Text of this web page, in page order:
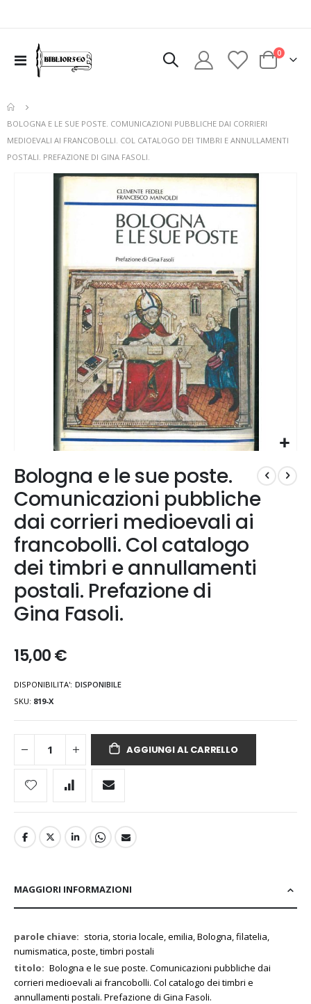
Toggle
Nav
Cart
0elementi
BOLOGNA E LE SUE POSTE. COMUNICAZIONI PUBBLICHE DAI CORRIERI
MEDIOEVALI AI FRANCOBOLLI. COL CATALOGO DEI TIMBRI E ANNULLAMENTI
POSTALI. PREFAZIONE DI GINA FASOLI.
all'inizio
della
galleria
di
immagini
Bologna e le sue poste.
Comunicazioni pubbliche
dai corrieri medioevali ai
francobolli. Col catalogo
dei timbri e annullamenti
postali. Prefazione di
Gina Fasoli.
15,00 €
DISPONIBILITA': DISPONIBILE
SKU 819-X
AGGIUNGI AL CARRELLO
MAGGIORI INFORMAZIONI
Maggiori
Informazioni
storia, storia locale, emilia, Bologna, filatelia,
numismatica, poste, timbri postali
Bologna e le sue poste. Comunicazioni pubbliche dai
corrieri medioevali ai francobolli. Col catalogo dei timbri e
annullamenti postali. Prefazione di Gina Fasoli.